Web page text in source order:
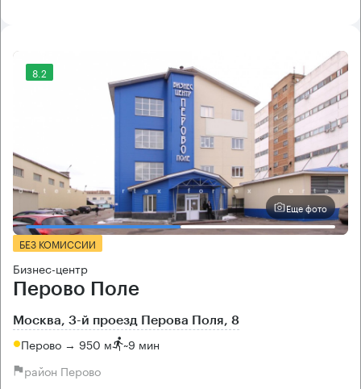
8.2
Еще фото
БЕЗ КОМИССИИ
Бизнес-центр
Перово Поле
Москва, 3-й проезд Перова Поля, 8
Перово → 950 м ~9 мин
район Перово